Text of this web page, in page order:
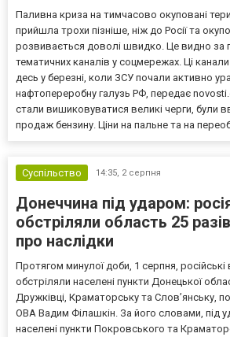
Паливна криза на тимчасово окуповані
прийшла трохи пізніше, ніж до Росії та
розвивається доволі швидко. Це видно за
тематичних каналів у соцмережах. Ці
десь у березні, коли ЗСУ почали активно
нафтопереробну галузь РФ, передає
стали вишиковуватися великі черги, були
продаж бензину. Ціни на пальне та на
Суспільство 14:35, 2 серпня
Донеччина під ударом:
обстріляли область 25
про наслідки
Протягом минулої доби, 1 серпня, російські
обстріляли населені пункти Донецької
Дружківці, Краматорську та Слов’янську,
ОВА Вадим Філашкін. За його словами, під
населені пункти Покровського та